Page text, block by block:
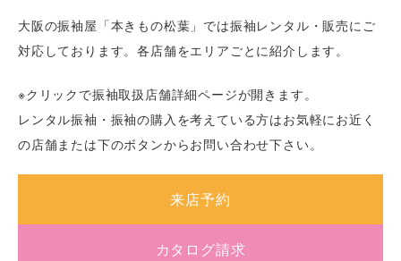
大阪の振袖屋「本きもの松葉」では振袖レンタル・販売にご
対応しております。各店舗をエリアごとに紹介します。
※クリックで振袖取扱店舗詳細ページが開きます。
レンタル振袖・振袖の購入を考えている方はお気軽にお近く
の店舗または下のボタンからお問い合わせ下さい。
来店予約
カタログ請求